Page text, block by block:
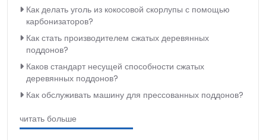
Как делать уголь из кокосовой скорлупы с помощью
карбонизаторов?
Как стать производителем сжатых деревянных
поддонов?
Каков стандарт несущей способности сжатых
деревянных поддонов?
Как обслуживать машину для прессованных поддонов?
читать больше